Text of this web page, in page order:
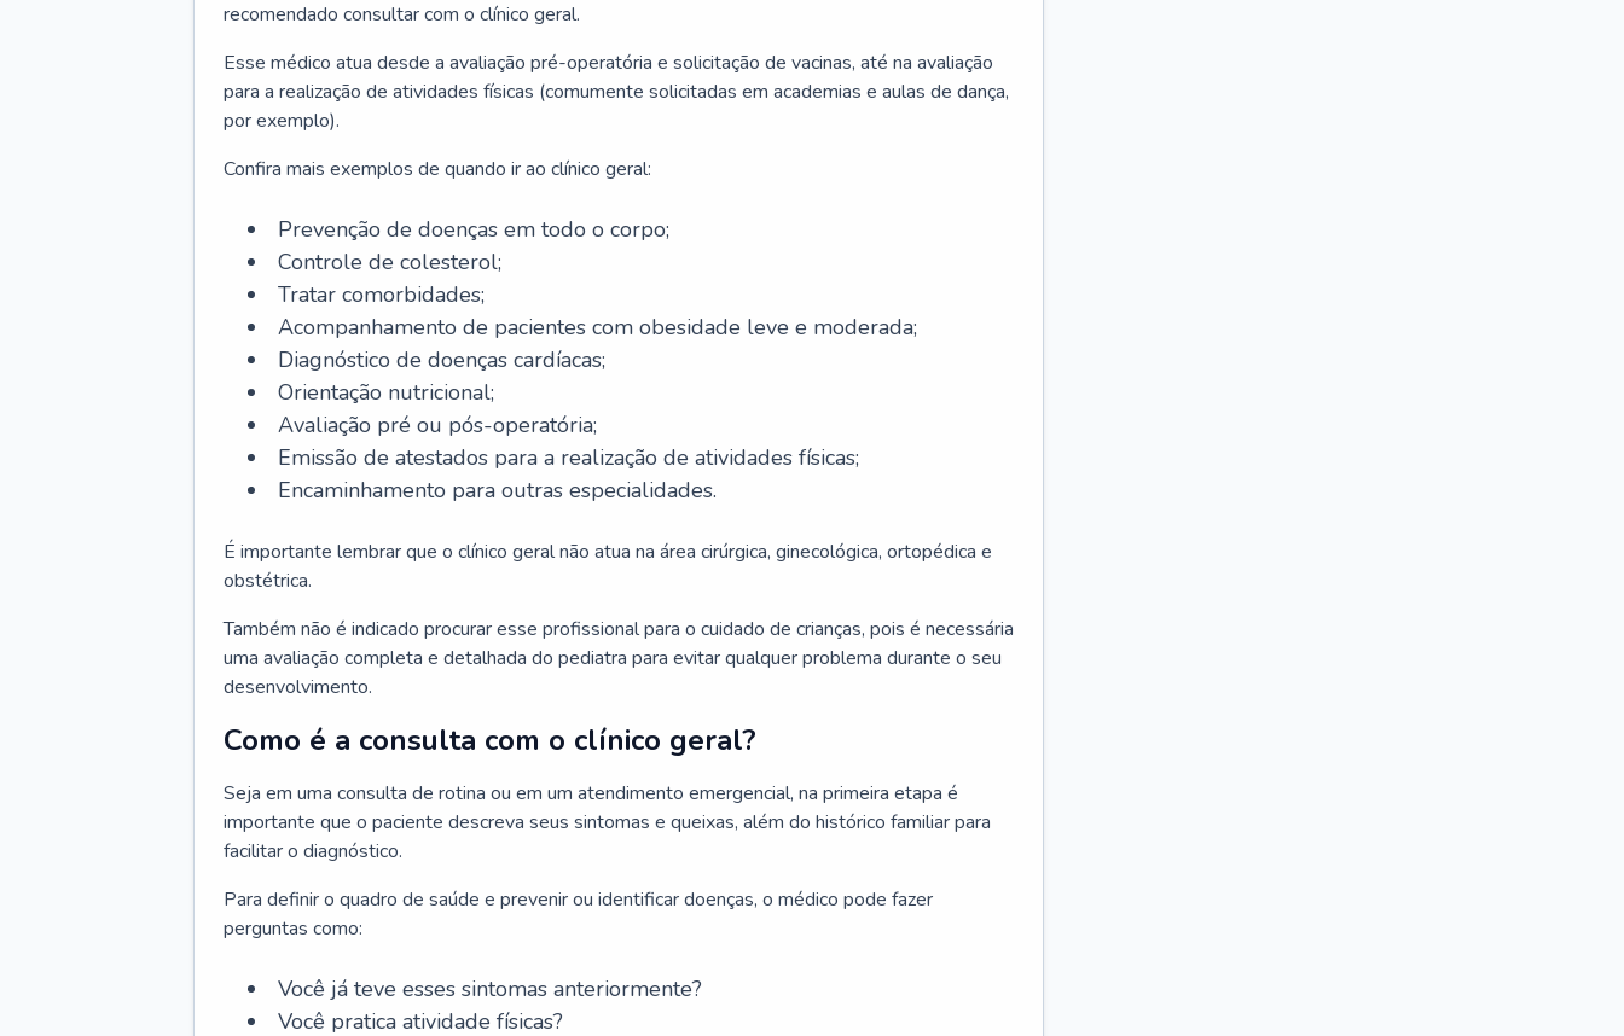
recomendado consultar com o clínico geral.
Esse médico atua desde a avaliação pré-operatória e solicitação de vacinas, até na avaliação
para a realização de atividades físicas (comumente solicitadas em academias e aulas de dança,
por exemplo).
Confira mais exemplos de quando ir ao clínico geral:
Prevenção de doenças em todo o corpo;
Controle de colesterol;
Tratar comorbidades;
Acompanhamento de pacientes com obesidade leve e moderada;
Diagnóstico de doenças cardíacas;
Orientação nutricional;
Avaliação pré ou pós-operatória;
Emissão de atestados para a realização de atividades físicas;
Encaminhamento para outras especialidades.
É importante lembrar que o clínico geral não atua na área cirúrgica, ginecológica, ortopédica e
obstétrica.
Também não é indicado procurar esse profissional para o cuidado de crianças, pois é necessária
uma avaliação completa e detalhada do pediatra para evitar qualquer problema durante o seu
desenvolvimento.
Como é a consulta com o clínico geral?
Seja em uma consulta de rotina ou em um atendimento emergencial, na primeira etapa é
importante que o paciente descreva seus sintomas e queixas, além do histórico familiar para
facilitar o diagnóstico.
Para definir o quadro de saúde e prevenir ou identificar doenças, o médico pode fazer
perguntas como:
Você já teve esses sintomas anteriormente?
Você pratica atividade físicas?